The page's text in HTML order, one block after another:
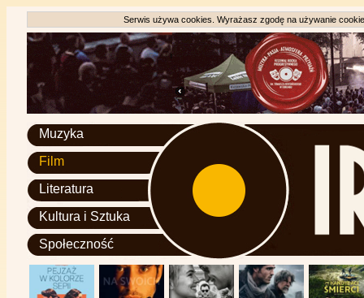
Serwis używa cookies. Wyrażasz zgodę na używanie
Muzyka
Film
Literatura
Kultura i Sztuka
Społeczność